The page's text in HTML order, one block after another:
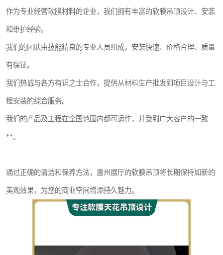
作为专业经营软膜材料的企业，我们拥有丰富的软膜吊顶设计、安装
和维护经验。
我们的团队由技能精良的专业人员组成，安装快速、价格合理、质量
有保证。
我们热诚与各方有识之士合作，提供从材料生产批发到项目设计与工
程安装的综合服务。
我们的产品及工程在全国范围内都可运作，并受到广大客户的一致
**。
通过正确的清洁和保养方法，惠州展厅的软膜吊顶将长期保持如新的
美观效果，为您的商业空间增添持久魅力。